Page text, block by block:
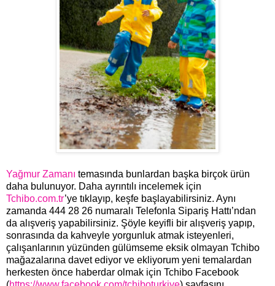
Yağmur Zamanı temasında bunlardan başka birçok ürün
daha bulunuyor. Daha ayrıntılı incelemek için
Tchibo.com.tr’ye tıklayıp, keşfe başlayabilirsiniz. Aynı
zamanda 444 28 26 numaralı Telefonla Sipariş Hattı’ndan
da alışveriş yapabilirsiniz. Şöyle keyifli bir alışveriş yapıp,
sonrasında da kahveyle yorgunluk atmak isteyenleri,
çalışanlarının yüzünden gülümseme eksik olmayan Tchibo
mağazalarına davet ediyor ve ekliyorum yeni temalardan
herkesten önce haberdar olmak için Tchibo Facebook